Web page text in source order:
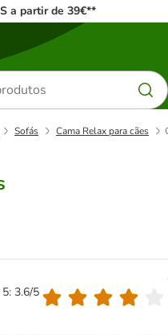
a partir de 39€**
Sofás Cama Relax para cães
3.6/5